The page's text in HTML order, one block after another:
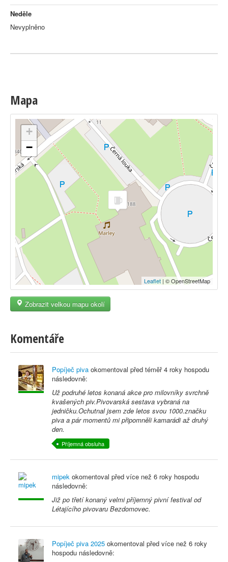
Neděle
Nevyplněno
Mapa
+
−
Leaflet | © OpenStreetMap
Zobrazit velkou mapu okolí
Komentáře
Popíječ piva okomentoval před téměř 4 roky hospodu
následovně:
Už podruhé letos konaná akce pro milovníky svrchně
kvašených piv.Pivovarská sestava vybraná na
jedničku.Ochutnal jsem zde letos svou 1000.značku
piva a pár momentů mi připomněli kamarádi až druhý
den.
Příjemná obsluha
mipek okomentoval před více než 6 roky hospodu
následovně:
Již po třetí konaný velmi příjemný pivní festival od
Létajícího pivovaru Bezdomovec.
Popíječ piva 2025 okomentoval před více než 6 roky
hospodu následovně: